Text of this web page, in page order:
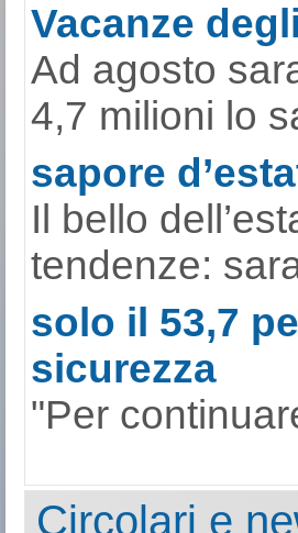
Vacanze
Ad agosto
4,7 milioni lo
sapore
Il bello
tendenze:
solo il 53,7
sicurezza
"Per
Circolari e